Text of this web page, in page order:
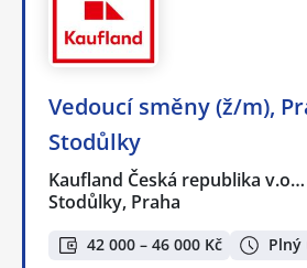
Vedoucí směny (ž/m),
Stodůlky
Kaufland Česká republika v.o…
Stodůlky, Praha
42 000 – 46 000 Kč Plný